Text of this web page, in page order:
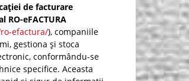
de facturare
RO-eFACTURA
efactura/), companiile
gestiona și stoca
conformându-se
specifice. Aceasta